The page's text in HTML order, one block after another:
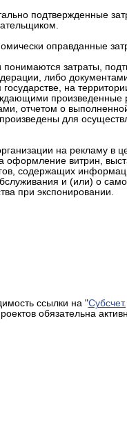
подтвержденные
оправданные
затраты,
либо
на
произведенные
отчетом о
для
на рекламу в
оформление витрин,
содержащих
и (или) о
при экспонировании.
ссылки на "
обязательна